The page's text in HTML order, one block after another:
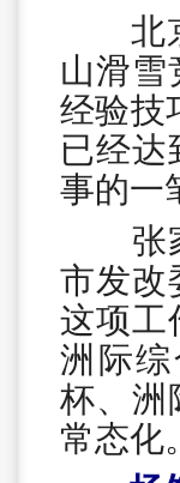
北京
山滑
经验技
已经
事的一
张家
市发改
这项工
洲际
杯、洲
常态化。